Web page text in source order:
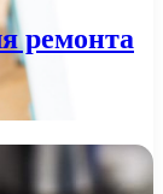
ремонта